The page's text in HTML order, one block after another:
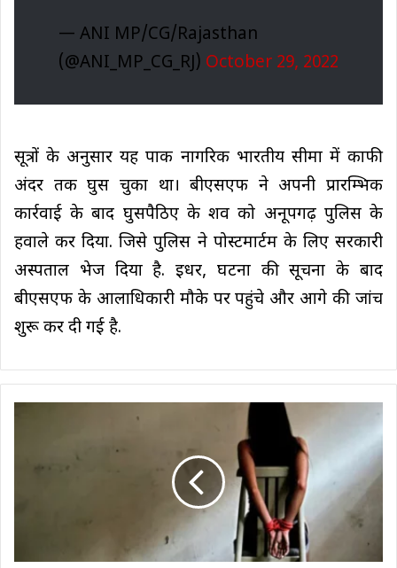
— ANI MP/CG/Rajasthan
(@ANI_MP_CG_RJ) October 29, 2022
सूत्रों के अनुसार यह पाक नागरिक भारतीय सीमा में काफी
अंदर तक घुस चुका था। बीएसएफ ने अपनी प्रारम्भिक
कार्रवाई के बाद घुसपैठिए के शव को अनूपगढ़ पुलिस के
हवाले कर दिया. जिसे पुलिस ने पोस्टमार्टम के लिए सरकारी
अस्पताल भेज दिया है. इधर, घटना की सूचना के बाद
बीएसएफ के आलाधिकारी मौके पर पहुंचे और आगे की जांच
शुरू कर दी गई है.